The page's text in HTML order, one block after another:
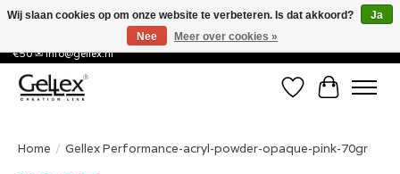
✅ Voor 15:00 besteld, de volgende werkdag in huis! ✅ Gratis verzenden vanaf
€50 ✉info@gellex.nl
Verlanglijst
Home / Gellex Performance-acryl-powder-opaque-pink-70gr
Wij slaan cookies op om onze website te verbeteren. Is dat akkoord?
Ja
Nee
Meer over cookies »